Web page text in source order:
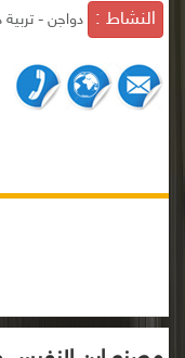
النشاط : دواجن -